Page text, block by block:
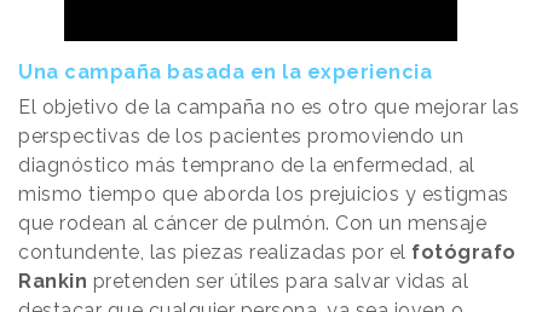
Una campaña basada en la experiencia
El objetivo de la campaña no es otro que mejorar las
perspectivas de los pacientes promoviendo un
diagnóstico más temprano de la enfermedad, al
mismo tiempo que aborda los prejuicios y estigmas
que rodean al cáncer de pulmón. Con un mensaje
contundente, las piezas realizadas por el fotógrafo
Rankin pretenden ser útiles para salvar vidas al